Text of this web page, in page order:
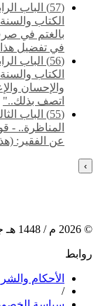
(57) الباب
الكتاب
بالغتم في
في تفضيل
(56) الباب
الكتاب
والإحسان
اتصف بذلك.."
(55) ‌‌الباب
المناظرة.. -
عن الفقير:
›
©
2026 م / 1448 هـ
روابط
الأحكام
/